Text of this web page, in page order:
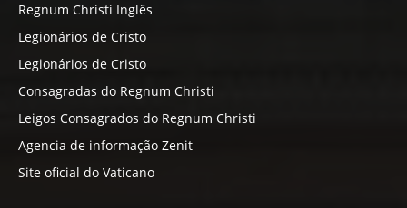
Regnum Christi Inglês
Legionários de Cristo
Legionários de Cristo
Consagradas do Regnum Christi
Leigos Consagrados do Regnum Christi
Agencia de informação Zenit
Site oficial do Vaticano